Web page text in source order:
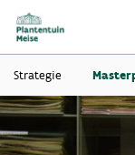
Strategie